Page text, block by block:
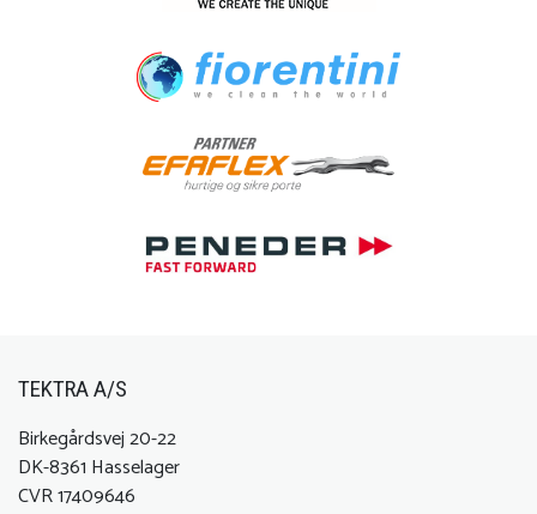
TEKTRA A/S
Birkegårdsvej 20-22
DK-8361 Hasselager
CVR 17409646